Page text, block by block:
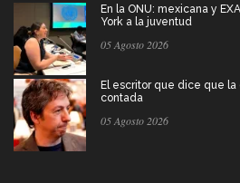
En la ONU: mexicana y
York a la juventud
05 Agosto 2026
El escritor que dice que
contada
05 Agosto 2026